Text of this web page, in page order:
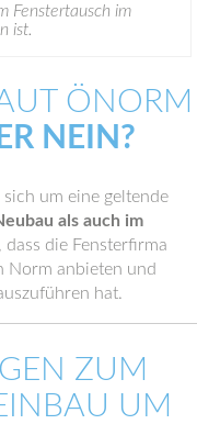
Fenstertausch im
ist.
ÖNORM
NEIN?
sich um eine geltende
als auch im
die Fensterfirma
Norm anbieten und
hat.
ZUM
UM